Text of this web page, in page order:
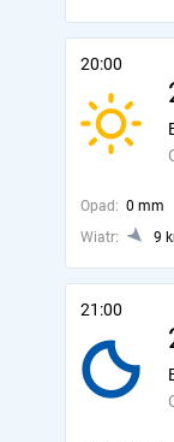
20:00
Opad: 0 mm
Wiatr:
9
21:00